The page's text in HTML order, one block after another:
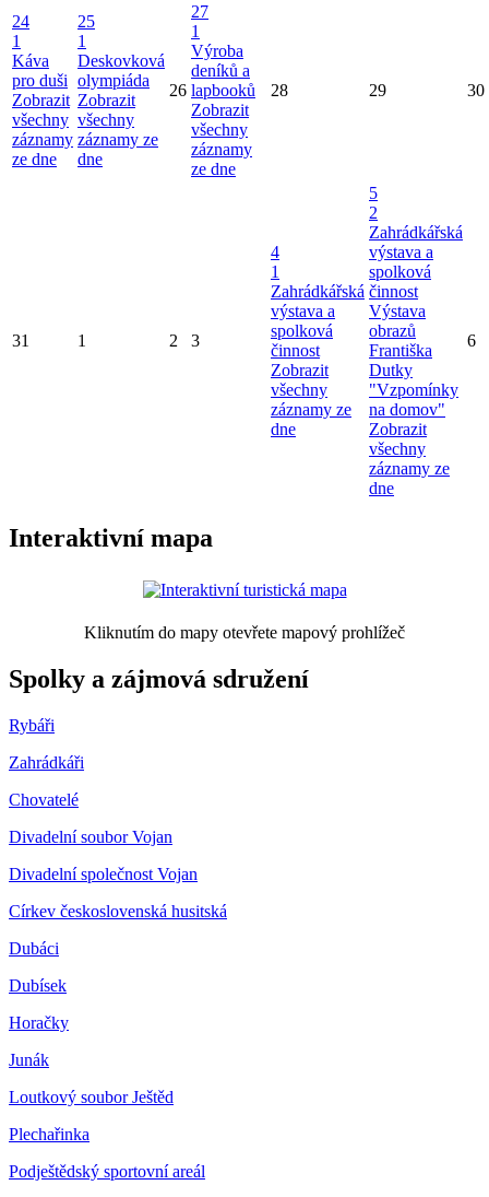
24
1
Káva
pro duši
Zobrazit
všechny
záznamy
ze dne
25
1
Deskovková
olympiáda
Zobrazit
všechny
záznamy ze
dne
26
27
1
Výroba
deníků a
lapbooků
Zobrazit
všechny
záznamy
ze dne
28 29 30
31 1 2 3
4
1
Zahrádkářská
výstava a
spolková
činnost
Zobrazit
všechny
záznamy ze
dne
5
2
Zahrádkářská
výstava a
spolková
činnost
Výstava
obrazů
Františka
Dutky
"Vzpomínky
na domov"
Zobrazit
všechny
záznamy ze
dne
6
Interaktivní mapa
Kliknutím do mapy otevřete mapový prohlížeč
Spolky a zájmová sdružení
Rybáři
Zahrádkáři
Chovatelé
Divadelní soubor Vojan
Divadelní společnost Vojan
Církev československá husitská
Dubáci
Dubísek
Horačky
Junák
Loutkový soubor Ještěd
Plechařinka
Podještědský sportovní areál